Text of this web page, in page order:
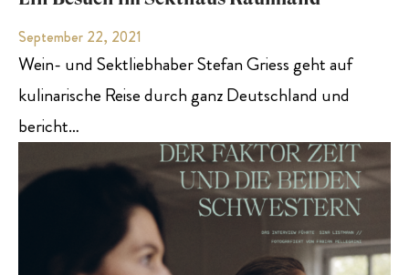
September 22, 2021
Wein- und Sektliebhaber Stefan Griess geht auf
kulinarische Reise durch ganz Deutschland und
bericht…